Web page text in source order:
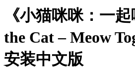
《小猫咪咪：一
the Cat – Meow
安装中文版